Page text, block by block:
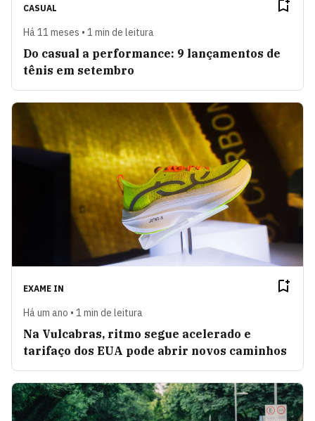
CASUAL
Há 11 meses • 1 min de leitura
Do casual a performance: 9 lançamentos de
tênis em setembro
EXAME IN
Há um ano • 1 min de leitura
Na Vulcabras, ritmo segue acelerado e
tarifaço dos EUA pode abrir novos caminhos